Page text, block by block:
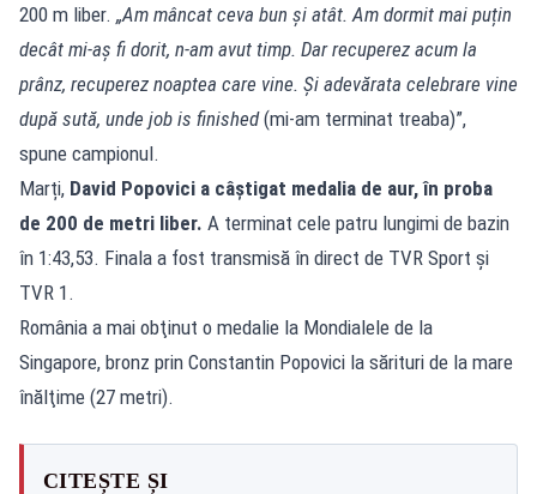
200 m liber. „Am mâncat ceva bun și atât. Am dormit mai puțin
decât mi-aș fi dorit, n-am avut timp. Dar recuperez acum la
prânz, recuperez noaptea care vine. Și adevărata celebrare vine
după sută, unde job is finished(mi-am terminat treaba)”,
spune campionul.
Marți, David Popovici a câștigat medalia de aur, în proba
de 200 de metri liber. A terminat cele patru lungimi de bazin
în 1:43,53. Finala a fost transmisă în direct de TVR Sport și
TVR 1.
România a mai obţinut o medalie la Mondialele de la
Singapore, bronz prin Constantin Popovici la sărituri de la mare
înălţime (27 metri).
CITEȘTE ȘI